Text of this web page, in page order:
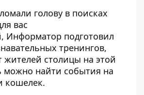
голову в поисках
вас
Информатор подготовил
тренингов,
жителей столицы на этой
можно найти события на
кошелек.